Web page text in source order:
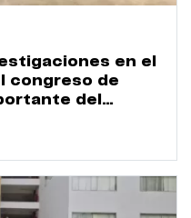
en el
congreso de
del